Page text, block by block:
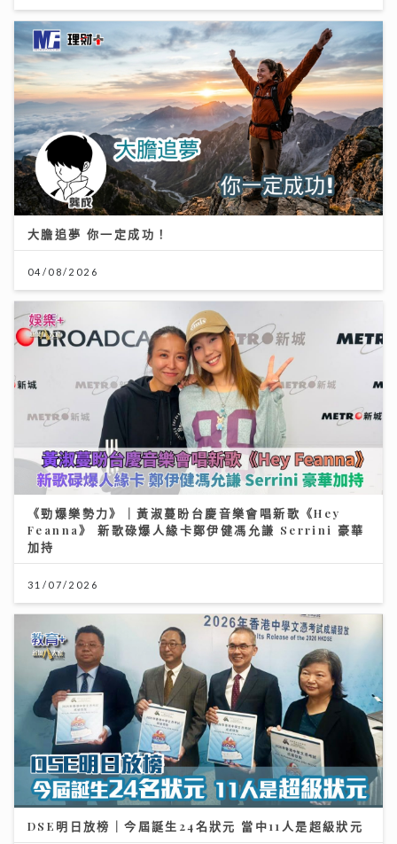
大膽追夢 你一定成功！
04/08/2026
《勁爆樂勢力》｜黃淑蔓盼台慶音樂會唱新歌《Hey
Feanna》 新歌碌爆人緣卡鄭伊健馮允謙 Serrini 豪華
加持
31/07/2026
DSE明日放榜｜今屆誕生24名狀元 當中11人是超級狀元